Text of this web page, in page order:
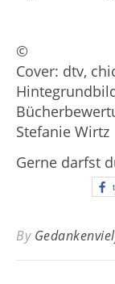
©
Cover: dtv,
Stefanie Wirtz
Gerne darfst
By